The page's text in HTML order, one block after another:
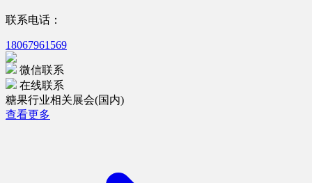
联系电话：
18067961569
微信联系
在线联系
糖果行业相关展会(国内)
查看更多